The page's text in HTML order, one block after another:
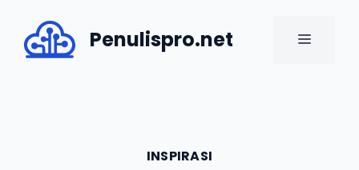
content
Penulispro.net MENU
INSPIRASI